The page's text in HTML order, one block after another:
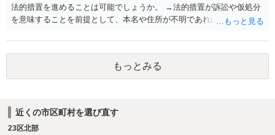
法的措置を進めることは可能でしょうか。 →法的措置が訴訟や仮処分
を意味することを前提として、本名や住所が不明であれば実現が難し
や期間はどのくらいを想定すればよいでしょうか。 →数十万円・数ヶ
月が目安でしょう。 3. 投稿が削除されても、スクリーンショットやU
RLなどの証拠があれば対応は可能でしょうか。 →対応可能である場合
があるでしょう。 4. このようなケースでは、まず弁護士へ相談するの
士と警察両方でしょう。 5. 相手が特定できた場合、名誉毀損や侮辱
罪、損害賠償請求などの対象になる可能性はありますか。 →あるでし
もっとみる
近くの市区町村を選び直す
23区北部